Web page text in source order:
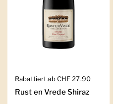
Regulärer Preis
Rabattiert ab CHF 27.90
Rust en Vrede Shiraz